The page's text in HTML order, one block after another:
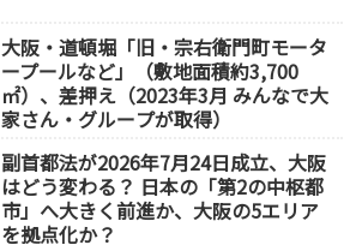
大阪・道頓堀「旧・宗右衛門町モータ
ープールなど」（敷地面積約3,700
㎡）、差押え（2023年3月 みんなで大
家さん・グループが取得）
副首都法が2026年7月24日成立、大阪
はどう変わる？ 日本の「第2の中枢都
市」へ大きく前進か、大阪の5エリア
を拠点化か？